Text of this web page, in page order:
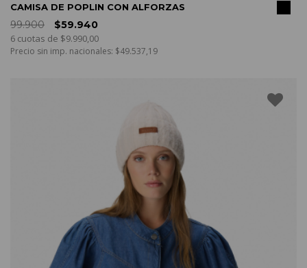
CAMISA DE POPLIN CON ALFORZAS
99.900
$59.940
6 cuotas de $9.990,00
Precio sin imp. nacionales: $49.537,19